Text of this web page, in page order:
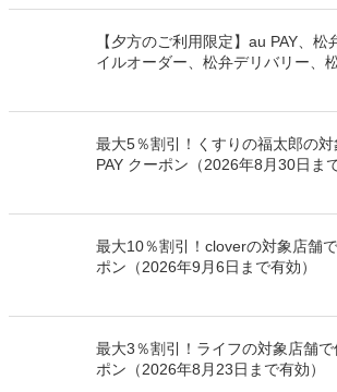
【夕方のご利用限定】au PAY、
イルオーダー、松弁デリバリー、
最大5％割引！くすりの福太郎の
PAY クーポン（2026年8月30日ま
最大10％割引！cloverの対象店舗
ポン（2026年9月6日まで有効）
最大3％割引！ライフの対象店舗
ポン（2026年8月23日まで有効）